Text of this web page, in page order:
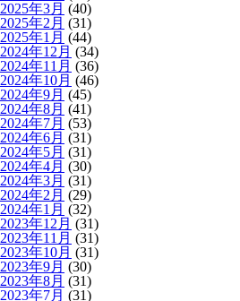
2025年3月 (40)
2025年2月 (31)
2025年1月 (44)
2024年12月 (34)
2024年11月 (36)
2024年10月 (46)
2024年9月 (45)
2024年8月 (41)
2024年7月 (53)
2024年6月 (31)
2024年5月 (31)
2024年4月 (30)
2024年3月 (31)
2024年2月 (29)
2024年1月 (32)
2023年12月 (31)
2023年11月 (31)
2023年10月 (31)
2023年9月 (30)
2023年8月 (31)
2023年7月 (31)